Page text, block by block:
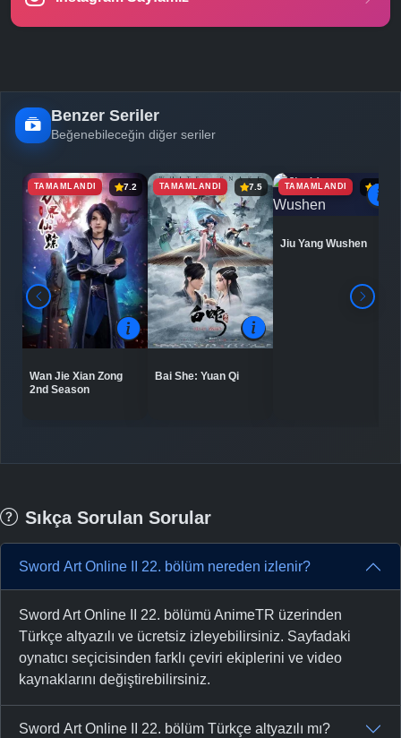
Benzer Seriler
Beğenebileceğin diğer seriler
TAMAMLANDI 7.2
Wan Jie Xian Zong
2nd Season
TAMAMLANDI 7.5
Bai She: Yuan Qi
TAMAMLANDI 6.9
Jiu Yang Wushen
Sıkça Sorulan Sorular
Sword Art Online II 22. bölüm nereden izlenir?
Sword Art Online II 22. bölümü AnimeTR üzerinden
Türkçe altyazılı ve ücretsiz izleyebilirsiniz. Sayfadaki
oynatıcı seçicisinden farklı çeviri ekiplerini ve video
kaynaklarını değiştirebilirsiniz.
Sword Art Online II 22. bölüm Türkçe altyazılı mı?